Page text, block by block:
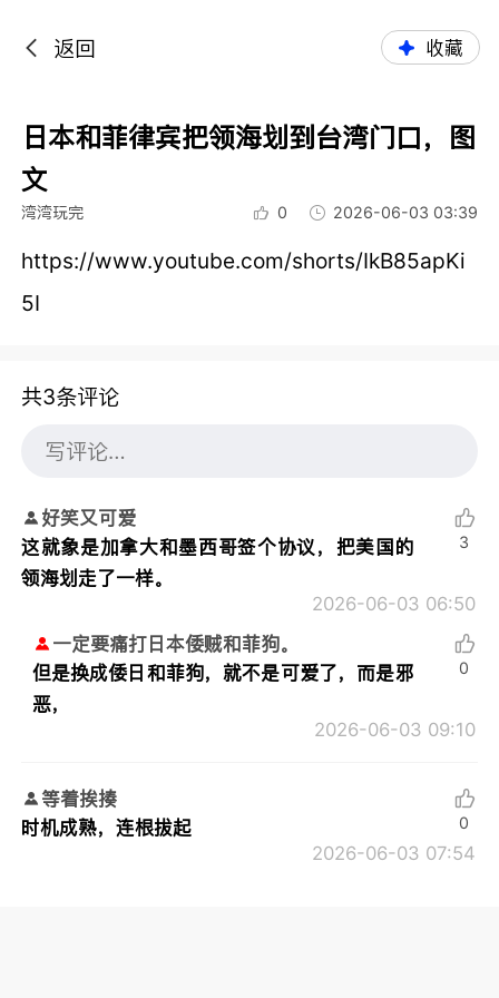
返回 收藏
日本和菲律宾把领海划到台湾门口，图
文
湾湾玩完 0 2026-06-03 03:39
https://www.youtube.com/shorts/IkB85apKi
5I
共3条评论
好笑又可爱
这就象是加拿大和墨西哥签个协议，把美国的
领海划走了一样。
2026-06-03 06:50
3
一定要痛打日本倭贼和菲狗。
但是换成倭日和菲狗，就不是可爱了，而是邪
恶，
2026-06-03 09:10
0
等着挨揍
时机成熟，连根拔起
2026-06-03 07:54
0